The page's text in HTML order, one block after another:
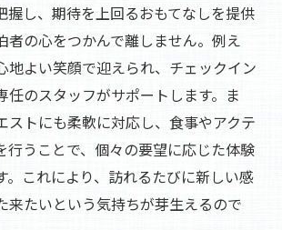
握し、期待を上回るおもてなしを提供
者の心をつかんで離しません。例え
地よい笑顔で迎えられ、チェックイン
任のスタッフがサポートします。ま
ストにも柔軟に対応し、食事やアクテ
行うことで、個々の要望に応じた体験
。これにより、訪れるたびに新しい感
来たいという気持ちが芽生えるので